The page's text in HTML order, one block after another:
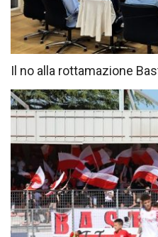
Il no alla rottamazione